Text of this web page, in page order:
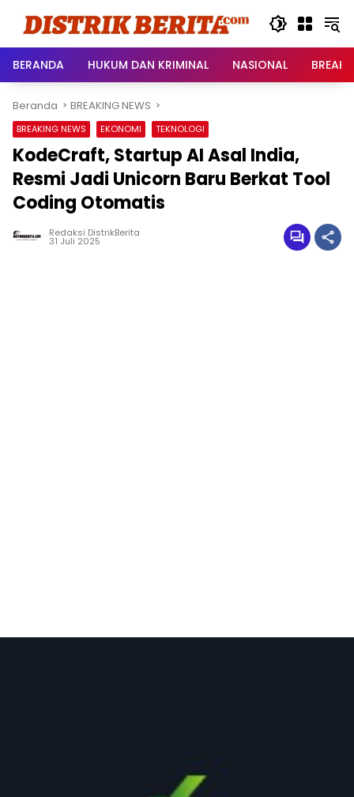
BERANDA
HUKUM DAN KRIMINAL NASIONAL
Beranda BREAKING NEWS
BREAKING NEWS EKONOMI TEKNOLOGI
KodeCraft, Startup AI Asal India,
Resmi Jadi Unicorn Baru Berkat Tool
Coding Otomatis
Redaksi DistrikBerita
31 Juli 2025